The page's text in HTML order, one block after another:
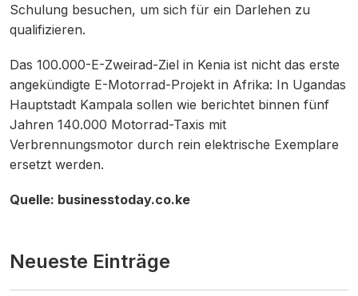
Schulung besuchen, um sich für ein Darlehen zu
qualifizieren.
Das 100.000-E-Zweirad-Ziel in Kenia ist nicht das erste
angekündigte E-Motorrad-Projekt in Afrika: In Ugandas
Hauptstadt Kampala sollen wie berichtet binnen fünf
Jahren 140.000 Motorrad-Taxis mit
Verbrennungsmotor durch rein elektrische Exemplare
ersetzt werden.
Quelle: businesstoday.co.ke
Neueste Einträge